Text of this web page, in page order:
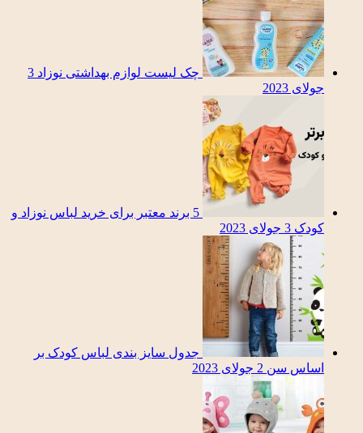
چک لیست لوازم بهداشتی نوزاد 3
جولای 2023
5 برند معتبر برای خرید لباس نوزاد و
کودک 3 جولای 2023
جدول سایز بندی لباس کودک بر
اساس سن 2 جولای 2023